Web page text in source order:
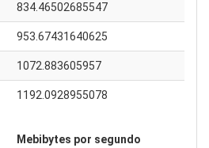
834.46502685547
953.67431640625
1072.883605957
1192.0928955078
Mebibytes por segundo